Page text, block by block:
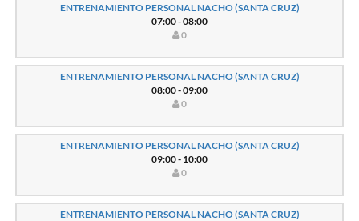
ENTRENAMIENTO PERSONAL NACHO (SANTA CRUZ)
07:00 - 08:00
0
ENTRENAMIENTO PERSONAL NACHO (SANTA CRUZ)
08:00 - 09:00
0
ENTRENAMIENTO PERSONAL NACHO (SANTA CRUZ)
09:00 - 10:00
0
ENTRENAMIENTO PERSONAL NACHO (SANTA CRUZ)